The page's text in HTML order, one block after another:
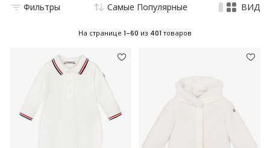
Фильтры Самые Популярные ВИД
На странице 1-60 из 401 товаров